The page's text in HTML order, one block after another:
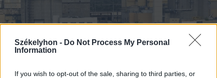
Székelyhon - Do Not Process My Personal
Information
If you wish to opt-out of the sale, sharing to third parties, or